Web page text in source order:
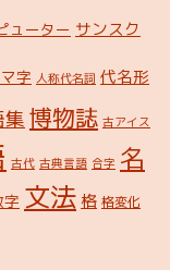
ューター サンスク
字 人称代名詞 代名形
集 博物誌 古アイス
古代 古典言語 合字 名
字 文法 格 格変化